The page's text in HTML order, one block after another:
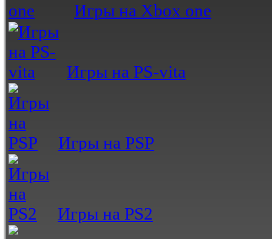
Игры на Xbox one
Игры на PS-vita
Игры на PSP
Игры на PS2